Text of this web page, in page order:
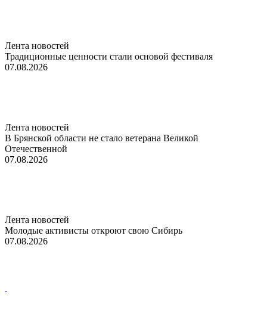
Лента новостей
Традиционные ценности стали основой фестиваля
07.08.2026
Лента новостей
В Брянской области не стало ветерана Великой
Отечественной
07.08.2026
Лента новостей
Молодые активисты откроют свою Сибирь
07.08.2026